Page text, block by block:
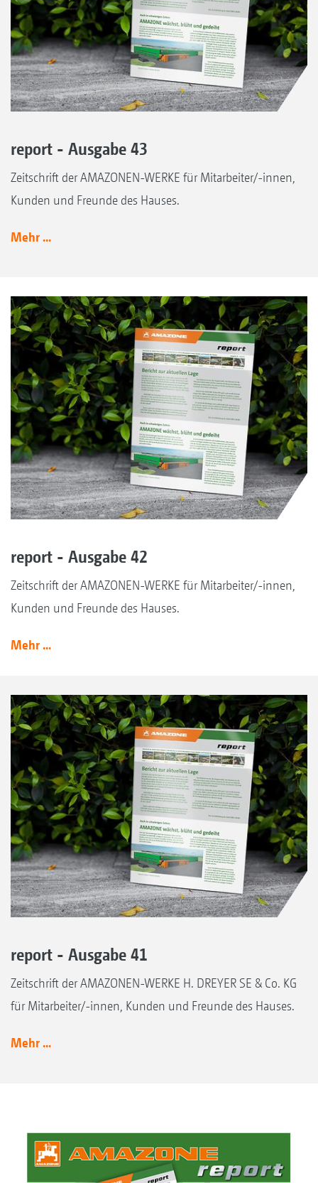
report - Ausgabe 43
Zeitschrift der AMAZONEN-WERKE für Mitarbeiter/-innen,
Kunden und Freunde des Hauses.
Mehr ...
report - Ausgabe 42
Zeitschrift der AMAZONEN-WERKE für Mitarbeiter/-innen,
Kunden und Freunde des Hauses.
Mehr ...
report - Ausgabe 41
Zeitschrift der AMAZONEN-WERKE H. DREYER SE & Co. KG
für Mitarbeiter/-innen, Kunden und Freunde des Hauses.
Mehr ...